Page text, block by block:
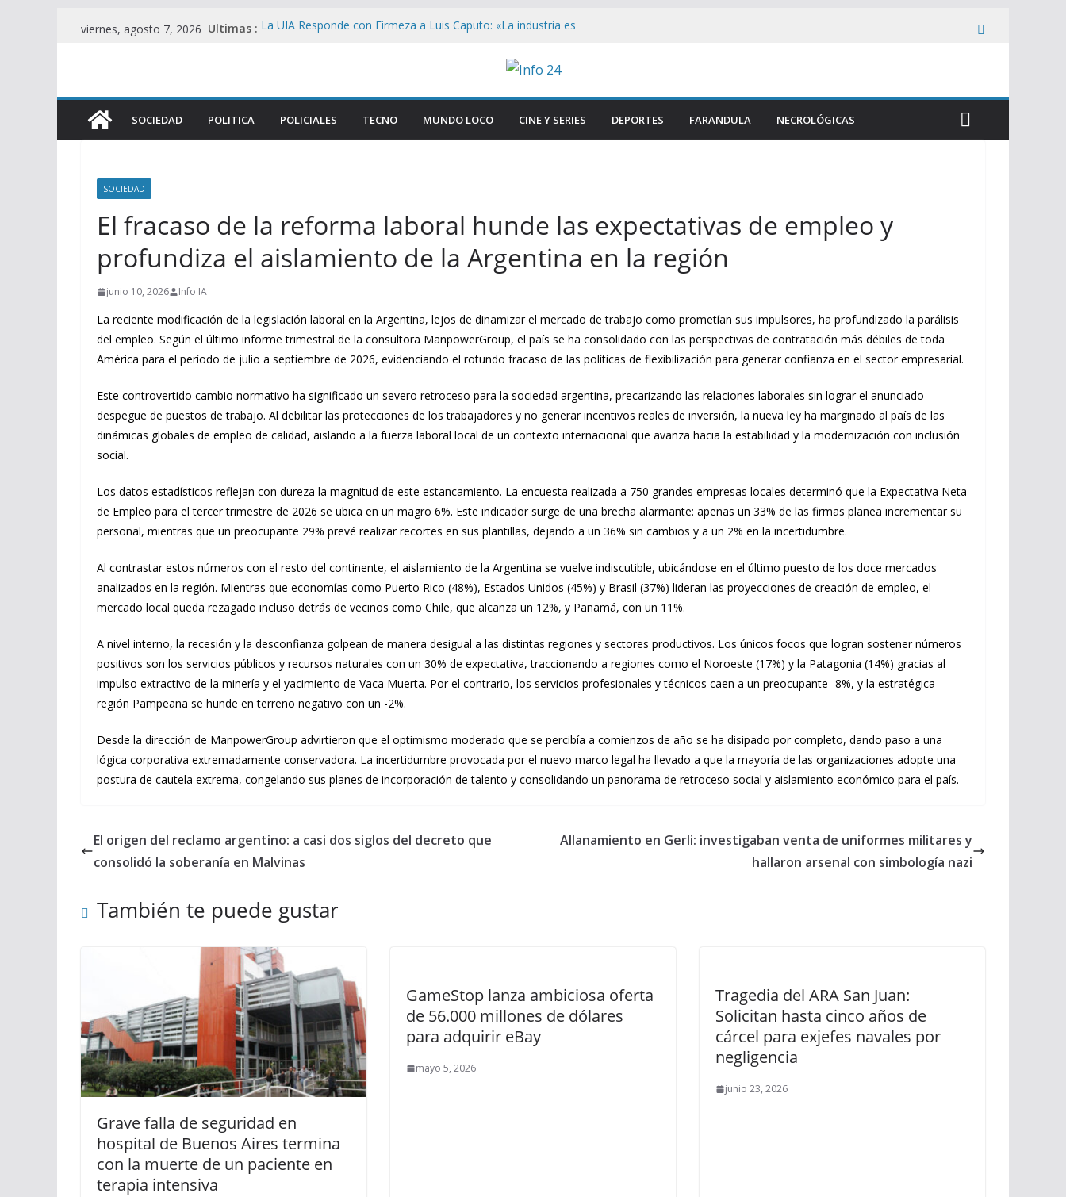
viernes, agosto 7, 2026 Ultimas : La UIA Responde con Firmeza a Luis Caputo: «La industria es
Represión en el Congreso: «Que se Vayan Todos» Resuena
Foco de Tensión en Buenos Aires: Retiran Bandera de EE.
UU. en Protesta Cercana al Congreso
SOCIEDAD POLITICA POLICIALES TECNO MUNDO LOCO CINE Y SERIES DEPORTES FARANDULA NECROLÓGICAS
SOCIEDAD
El fracaso de la reforma laboral hunde las expectativas de empleo y
profundiza el aislamiento de la Argentina en la región
junio 10, 2026 Info IA
La reciente modificación de la legislación laboral en la Argentina, lejos de dinamizar el mercado de trabajo como prometían sus impulsores, ha profundizado la parálisis
del empleo. Según el último informe trimestral de la consultora ManpowerGroup, el país se ha consolidado con las perspectivas de contratación más débiles de toda
América para el período de julio a septiembre de 2026, evidenciando el rotundo fracaso de las políticas de flexibilización para generar confianza en el sector empresarial.
Este controvertido cambio normativo ha significado un severo retroceso para la sociedad argentina, precarizando las relaciones laborales sin lograr el anunciado
despegue de puestos de trabajo. Al debilitar las protecciones de los trabajadores y no generar incentivos reales de inversión, la nueva ley ha marginado al país de las
dinámicas globales de empleo de calidad, aislando a la fuerza laboral local de un contexto internacional que avanza hacia la estabilidad y la modernización con inclusión
social.
Los datos estadísticos reflejan con dureza la magnitud de este estancamiento. La encuesta realizada a 750 grandes empresas locales determinó que la Expectativa Neta
de Empleo para el tercer trimestre de 2026 se ubica en un magro 6%. Este indicador surge de una brecha alarmante: apenas un 33% de las firmas planea incrementar su
personal, mientras que un preocupante 29% prevé realizar recortes en sus plantillas, dejando a un 36% sin cambios y a un 2% en la incertidumbre.
Al contrastar estos números con el resto del continente, el aislamiento de la Argentina se vuelve indiscutible, ubicándose en el último puesto de los doce mercados
analizados en la región. Mientras que economías como Puerto Rico (48%), Estados Unidos (45%) y Brasil (37%) lideran las proyecciones de creación de empleo, el
mercado local queda rezagado incluso detrás de vecinos como Chile, que alcanza un 12%, y Panamá, con un 11%.
A nivel interno, la recesión y la desconfianza golpean de manera desigual a las distintas regiones y sectores productivos. Los únicos focos que logran sostener números
positivos son los servicios públicos y recursos naturales con un 30% de expectativa, traccionando a regiones como el Noroeste (17%) y la Patagonia (14%) gracias al
impulso extractivo de la minería y el yacimiento de Vaca Muerta. Por el contrario, los servicios profesionales y técnicos caen a un preocupante -8%, y la estratégica
región Pampeana se hunde en terreno negativo con un -2%.
Desde la dirección de ManpowerGroup advirtieron que el optimismo moderado que se percibía a comienzos de año se ha disipado por completo, dando paso a una
lógica corporativa extremadamente conservadora. La incertidumbre provocada por el nuevo marco legal ha llevado a que la mayoría de las organizaciones adopte una
postura de cautela extrema, congelando sus planes de incorporación de talento y consolidando un panorama de retroceso social y aislamiento económico para el país.
El origen del reclamo argentino: a casi dos siglos del decreto que
consolidó la soberanía en Malvinas
Allanamiento en Gerli: investigaban venta de uniformes militares y
hallaron arsenal con simbología nazi
También te puede gustar
Grave falla de seguridad en
hospital de Buenos Aires termina
con la muerte de un paciente en
terapia intensiva
GameStop lanza ambiciosa oferta
de 56.000 millones de dólares
para adquirir eBay
mayo 5, 2026
Tragedia del ARA San Juan:
Solicitan hasta cinco años de
cárcel para exjefes navales por
negligencia
junio 23, 2026